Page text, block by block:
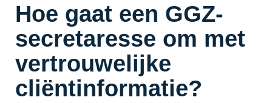
Hoe gaat een GGZ-
secretaresse om met
vertrouwelijke
cliëntinformatie?